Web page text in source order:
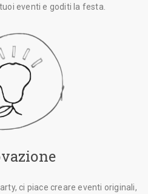
eventi e goditi la festa.
ci piace creare eventi originali,